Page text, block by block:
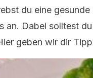
du eine
an. Dabei solltest
geben wir dir